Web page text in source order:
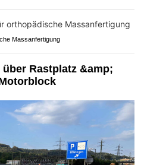
Massanfertigung
Rastplatz &amp;